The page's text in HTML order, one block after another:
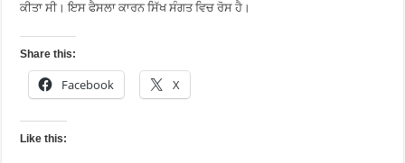
ਕੀਤਾ ਸੀ। ਇਸ ਫੈਸਲਾ ਕਾਰਨ ਸਿੱਖ ਸੰਗਤ ਵਿਚ ਰੋਸ ਹੈ।
Share this:
Facebook X
Like this: